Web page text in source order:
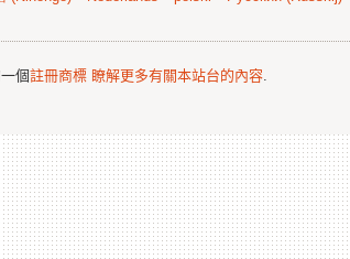
個註冊商標 瞭解更多有關本站台的內容.